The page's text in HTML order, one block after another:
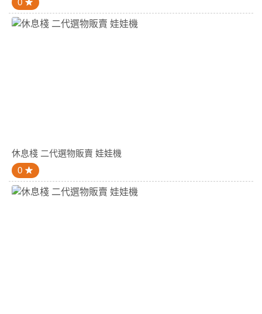
0
休息棧 二代選物販賣 娃娃機
0